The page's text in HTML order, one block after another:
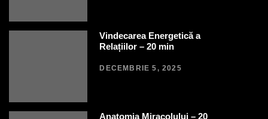
Vindecarea Energetică a
Relațiilor – 20 min
DECEMBRIE 5, 2025
Anatomia Miracolului – 20